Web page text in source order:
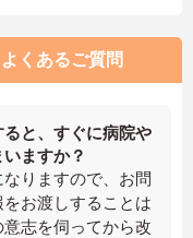
くあるご質問
と、すぐに病院や
ますか？
りますので、お問
お渡しすることは
志を伺ってから改